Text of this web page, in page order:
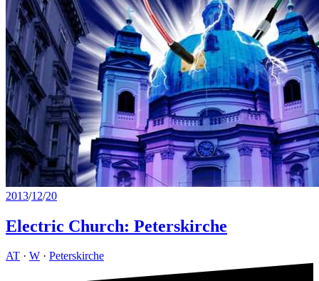
2013/12/20
Electric Church: Peterskirche
AT · W · Peterskirche